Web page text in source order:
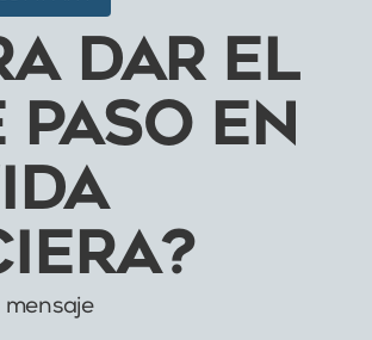
DAR EL
EN
mensaje